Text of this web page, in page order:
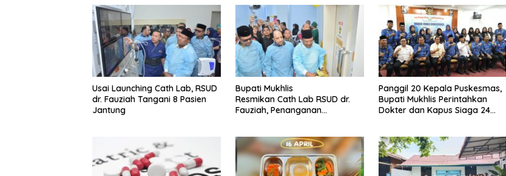
Usai Launching Cath Lab, RSUD
dr. Fauziah Tangani 8 Pasien
Jantung
Bupati Mukhlis
Resmikan Cath Lab RSUD dr.
Fauziah, Penanganan
Panggil 20 Kepala Puskesmas,
Bupati Mukhlis Perintahkan
Dokter dan Kapus Siaga 24